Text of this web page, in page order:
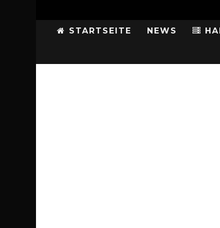
STARTSEITE NEWS